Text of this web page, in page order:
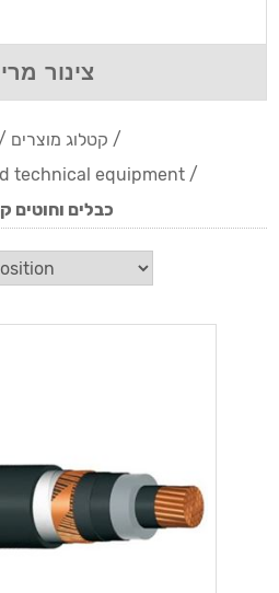
צינור
קטלוג מוצרים /
technical equipment /
כבלים וחוטים